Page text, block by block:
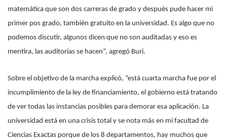
matemática que son dos carreras de grado y después pude hacer mi
primer pos grado, también gratuito en la universidad. Es algo que no
podemos discutir, algunos dicen que no son auditadas y eso es
mentira, las auditorias se hacen”, agregó Buri.
Sobre el objetivo de la marcha explicó, “está cuarta marcha fue por el
incumplimiento de la ley de financiamiento, el gobierno está tratando
de ver todas las instancias posibles para demorar esa aplicación. La
universidad está en una crisis total y se nota más en mi facultad de
Ciencias Exactas porque de los 8 departamentos, hay muchos que